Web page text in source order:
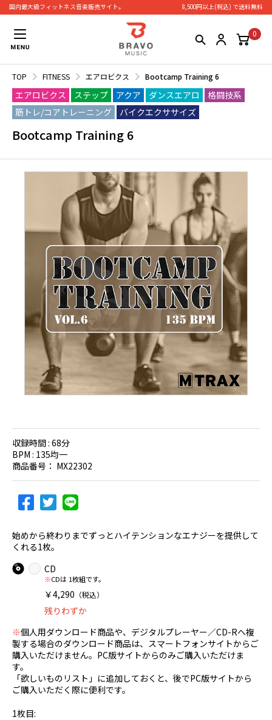
国内最大級フィットネス⾳楽販売サイト。 8,500円以上(税込) で送料無料
0
TOP FITNESS エアロビクス Bootcamp Training 6
エアロビクス ステップ アクア ダンスエアロ
格闘技系
筋トレ/コアトレーニング
バイクエクササイズ
Bootcamp Training 6
収録時間 : 68分
BPM : 135均一
商品番号： MX22302
始めから終わりまでずっとハイテンションなエナジーを提供して
くれる1枚。
CD
※CDは 1枚組です。
￥4,290 （税込）
残りわずか
※個人用ダウンロード商品や、デジタルプレーヤー／CD-Rへ複
製する場合のダウンロード商品は、スマートフォンサイトからご
購入いただけません。PC版サイトからのみご購入いただけま
す。
「欲しいものリスト」に追加しておくと、後でPC版サイトから
ご購入いただく際に便利です。
1枚目: